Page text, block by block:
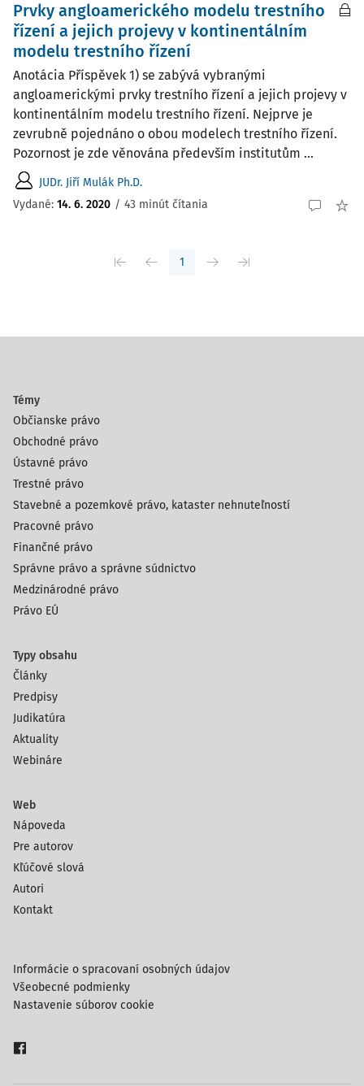
Prvky angloamerického modelu trestního
řízení a jejich projevy v kontinentálním
modelu trestního řízení
Anotácia Příspěvek 1) se zabývá vybranými
angloamerickými prvky trestního řízení a jejich projevy v
kontinentálním modelu trestního řízení. Nejprve je
zevrubně pojednáno o obou modelech trestního řízení.
Pozornost je zde věnována především institutům ...
JUDr. Jiří Mulák Ph.D.
Vydané: 14. 6. 2020 / 43 minút čítania
1
Témy
Občianske právo
Obchodné právo
Ústavné právo
Trestné právo
Stavebné a pozemkové právo, kataster nehnuteľností
Pracovné právo
Finančné právo
Správne právo a správne súdnictvo
Medzinárodné právo
Právo EÚ
Typy obsahu
Články
Predpisy
Judikatúra
Aktuality
Webináre
Web
Nápoveda
Pre autorov
Kľúčové slová
Autori
Kontakt
Informácie o spracovaní osobných údajov
Všeobecné podmienky
Nastavenie súborov cookie